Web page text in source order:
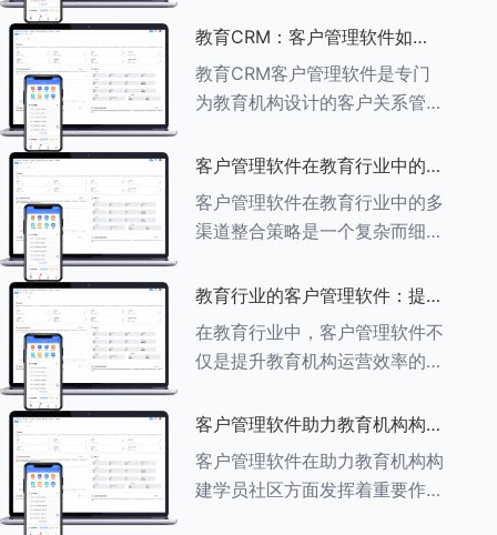
用。以下是对客户管理软件在教
育行业中学员反馈循环机制的详
细分析： ###一、学员反馈循
环机制
教育CRM：客户管理软件如何
助力教育机构实现可持续发展
教育CRM客户管理软件是专门
为教育机构设计的客户关系管理
家长、教师及其他相关方的互
动，对教育机构实现可持续发展
具有重要意义。以下是教育
CRM如何助力教育
客户管理软件在教育行业中的多
渠道整合策略
客户管理软件在教育行业中的多
渠道整合策略是一个复杂而细致
多种渠道，提升教育机构的市场
竞争力、客户满意度和运营效
率。以下是对这一策略的具体分
析： ###
教育行业的客户管理软件：提升
家长参与度的关键
在教育行业中，客户管理软件不
仅是提升教育机构运营效率的重
促进家校合作的关键。以下将详
细探讨如何通过教育行业的客户
管理软件来提升家长的参与度。
###
客户管理软件助力教育机构构建
学员社区
客户管理软件在助力教育机构构
建学员社区方面发挥着重要作